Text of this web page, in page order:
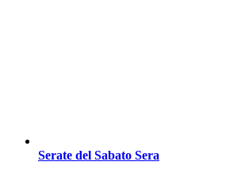
Serate del Sabato Sera